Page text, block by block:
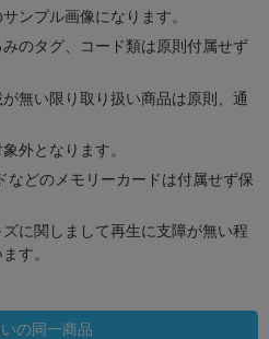
ンプル画像になります。
のタグ、コード類は原則付属せず
無い限り取り扱い商品は原則、通
外となります。
などのメモリーカードは付属せず保
に関しまして再生に支障が無い程
す。
の同一商品